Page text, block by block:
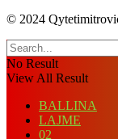
© 2024
No Result
View All Result
BALLINA
LAJME
02